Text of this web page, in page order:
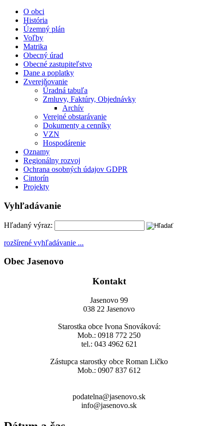
O obci
História
Územný plán
Voľby
Matrika
Obecný úrad
Obecné zastupiteľstvo
Dane a poplatky
Zverejňovanie
Úradná tabuľa
Zmluvy, Faktúry, Objednávky
Archív
Verejné obstarávanie
Dokumenty a cenníky
VZN
Hospodárenie
Oznamy
Regionálny rozvoj
Ochrana osobných údajov GDPR
Cintorín
Projekty
Vyhľadávanie
Hľadaný výraz:
rozšírené vyhľadávanie ...
Obec Jasenovo
Kontakt
Jasenovo 99
038 22 Jasenovo
Starostka obce Ivona Snováková:
Mob.: 0918 772 250
tel.: 043 4962 621
Zástupca starostky obce Roman Ličko
Mob.: 0907 837 612
podatelna@jasenovo.sk
info@jasenovo.sk